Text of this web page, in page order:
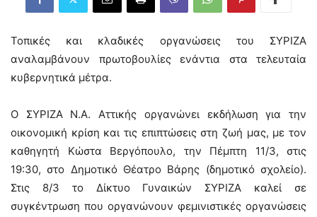
Τοπικές και κλαδικές οργανώσεις του ΣΥΡΙΖΑ
αναλαμβάνουν πρωτοβουλίες ενάντια στα τελευταία
κυβερνητικά μέτρα.
O ΣΥΡΙΖΑ Ν.Α. Αττικής οργανώνει εκδήλωση για την
οικονομική κρίση και τις επιπτώσεις στη ζωή μας, με τον
καθηγητή Κώστα Βεργόπουλο, την Πέμπτη 11/3, στις
19:30, στο Δημοτικό Θέατρο Βάρης (δημοτικό σχολείο).
Στις 8/3 το Δίκτυο Γυναικών ΣΥΡΙΖΑ καλεί σε
συγκέντρωση που οργανώνουν φεμινιστικές οργανώσεις